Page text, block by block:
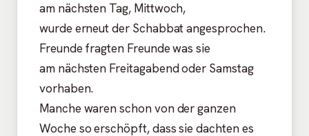
am nächsten Tag, Mittwoch,
wurde erneut der Schabbat angesprochen.
Freunde fragten Freunde was sie
am nächsten Freitagabend oder Samstag
vorhaben.
Manche waren schon von der ganzen
Woche so erschöpft, dass sie dachten es